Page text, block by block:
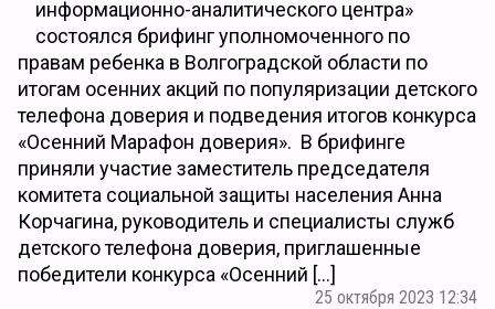
информационно-аналитического центра»
состоялся брифинг уполномоченного по
правам ребенка в Волгоградской области по
итогам осенних акций по популяризации детского
телефона доверия и подведения итогов конкурса
«Осенний Марафон доверия». В брифинге
приняли участие заместитель председателя
комитета социальной защиты населения Анна
Корчагина, руководитель и специалисты служб
детского телефона доверия, приглашенные
победители конкурса «Осенний […]
25 октября 2023 12:34